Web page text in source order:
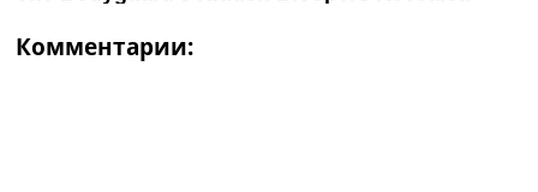
Комментарии: